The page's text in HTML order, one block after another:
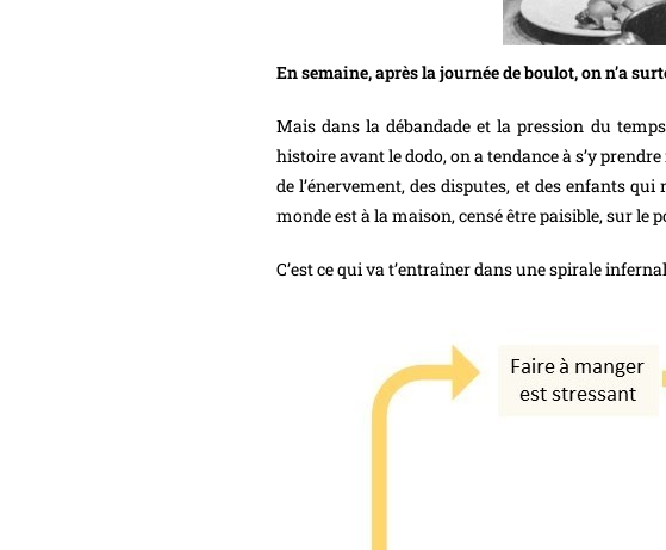
En semaine, après la journée de boulot, on n’a
Mais dans la débandade et la pression du
histoire avant le dodo, on a tendance à s’y
de l’énervement, des disputes, et des enfants
monde est à la maison, censé être paisible, sur le
C’est ce qui va t’entraîner dans une spirale